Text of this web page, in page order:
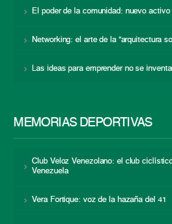
El poder de la comunidad: nuevo activo
Networking: el arte de la “arquitectura
Las ideas para emprender no se
MEMORIAS DEPORTIVAS
Club Veloz Venezolano: el club
Venezuela
Vera Fortique: voz de la hazaña del 41